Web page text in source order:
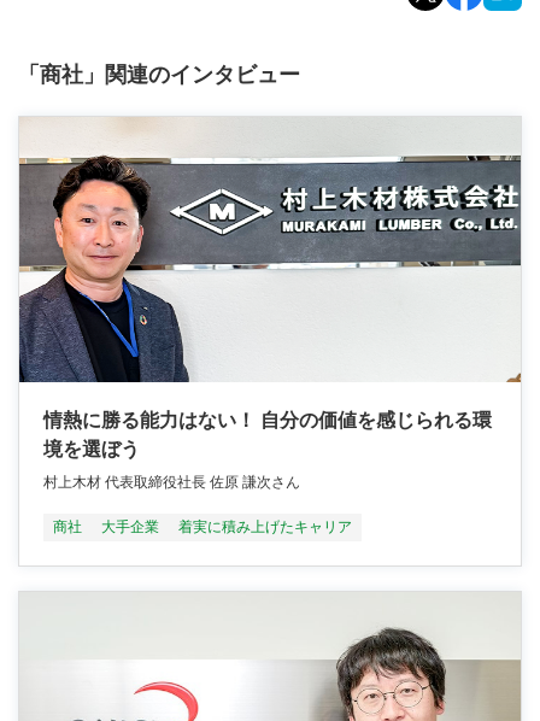
「商社」関連のインタビュー
情熱に勝る能力はない！ 自分の価値を感じられる環
境を選ぼう
村上木材 代表取締役社長 佐原 謙次さん
商社 大手企業 着実に積み上げたキャリア